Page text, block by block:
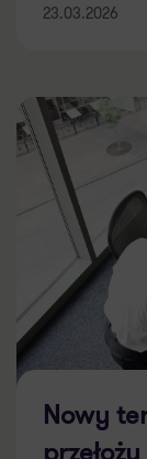
23.03.2026
Nowy